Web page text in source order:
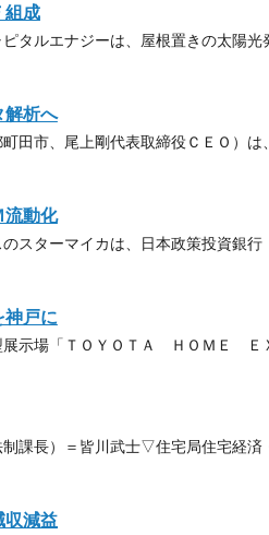
組成
タルエナジーは、屋根置きの太陽光
解析へ
田市、尾上剛代表取締役ＣＥＯ）は
流動化
スターマイカは、日本政策投資銀行
神戸に
展示場「ＴＯＹＯＴＡ ＨＯＭＥ
課長）＝皆川武士▽住宅局住宅経済
収減益